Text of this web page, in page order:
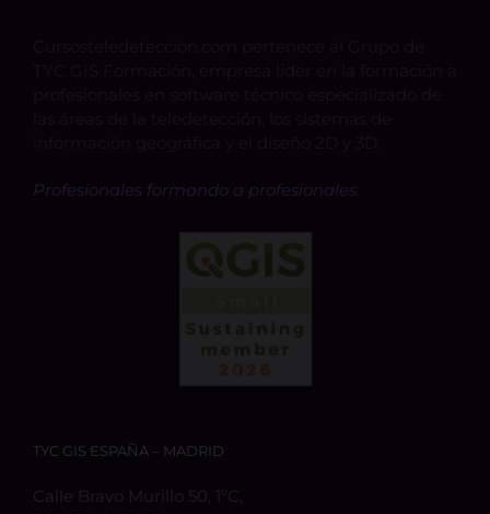
Profesionales formando a profesionales.
TYC GIS ESPAÑA – MADRID
Calle Bravo Murillo 50, 1ºC,